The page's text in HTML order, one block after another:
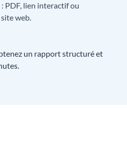
PDF, lien interactif ou
web.
un rapport structuré et